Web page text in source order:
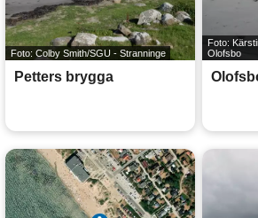
Foto: Colby Smith/SGU - Stranninge
Petters brygga
Foto:
Olofsbo